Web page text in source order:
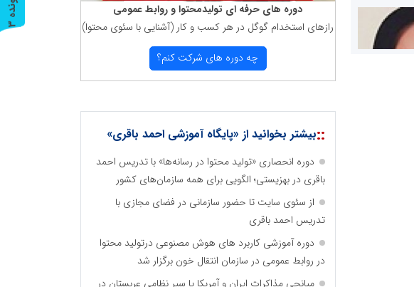
دوره های حرفه ای تولیدمحتوا و روابط عمومی
رازهای استخدام گوگل در هر كسب و كار (آشنایی با سئوی محتوا)
چه دوره های شركت كنم؟
::بیشتر بخوانید از «پایگاه آموزشی احمد باقری»
دوره انحصاری «تولید محتوا در رسانه‌ها» با تدریس احمد
باقری در بهزیستی؛ الگویی برای همه سازمان‌های کشور
از سئوی سایت تا حضور سازمانی در فضای مجازی با
تدریس احمد باقری
دوره آموزشی کاربرد های هوش مصنوعی درتولید محتوا
در روابط عمومی در سازمان انتقال خون برگزار شد
میانجی مذاکرات ایران و آمریکا یا سپر نظامی عربستان در
ر
و
ن
د
ه